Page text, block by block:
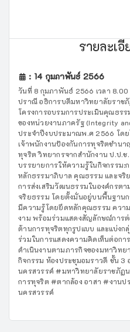
รายละเ
: 14 กุมภาพันธ์ 2566
วันที่ 8 กุมภาพันธ์ 2566 เวลา
ปราณี อธิการบดีมหาวิทยาลัยราช
โครงการอบรมการประเมินคุณธร
ของหน่วยงานภาครัฐ (Integrity
ประจำปีงบประมาณพ.ศ 2566 โด
เจ้าพนักงานป้องกันการทุจริตชำน
ทุจริต วิทยากรจากสำนักงาน ป.ป.
บรรยายการให้ความรู้ในกิจกรรม:
หลักธรรมาภิบาล คุณธรรม และจริ
การส่งเสริมวัฒนธรรมในองค์กรต
จริยธรรม โดยตั้งมั่นอยู่บนพื้นฐาน
มีความรู้โดยยึดหลักคุณธรรม ควา
งาม พร้อมร่วมแสดงสัญลักษณ์การ
ต้านการทุจริตทุกรูปแบบ และแบ่งก
ร่วมในการแสดงความคิดเห็นต่อกา
ดำเนินงานตามภารกิจของมหาวิท
กิจกรรม ห้องประชุมอมราวดี ชั้น 3
นครสวรรค์ #มหาวิทยาลัยราชภัฏ
การทุจริต #ตากล้อง อาสา #งาน
นครสวรรค์